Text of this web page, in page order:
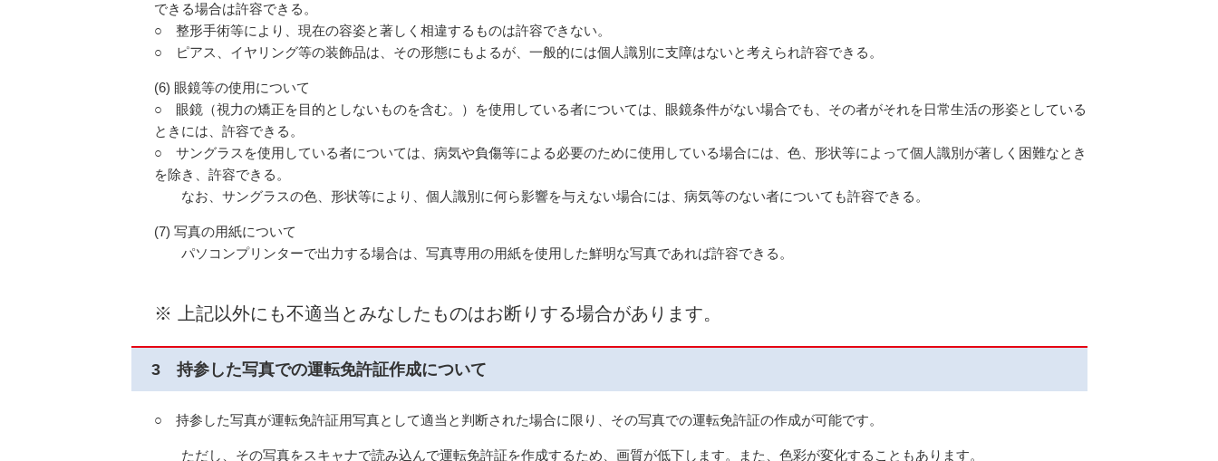
できる場合は許容できる。
○ 整形手術等により、現在の容姿と著しく相違するものは許容できない。
○ ピアス、イヤリング等の装飾品は、その形態にもよるが、一般的には個人識別に支障はないと考えられ許容できる。
(6) 眼鏡等の使用について
○ 眼鏡（視力の矯正を目的としないものを含む。）を使用している者については、眼鏡条件がない場合でも、その者がそれを日常生活の形姿としている
ときには、許容できる。
○ サングラスを使用している者については、病気や負傷等による必要のために使用している場合には、色、形状等によって個人識別が著しく困難なとき
を除き、許容できる。
なお、サングラスの色、形状等により、個人識別に何ら影響を与えない場合には、病気等のない者についても許容できる。
(7) 写真の用紙について
パソコンプリンターで出力する場合は、写真専用の用紙を使用した鮮明な写真であれば許容できる。
※ 上記以外にも不適当とみなしたものはお断りする場合があります。
3 持参した写真での運転免許証作成について
○ 持参した写真が運転免許証用写真として適当と判断された場合に限り、その写真での運転免許証の作成が可能です。
ただし、その写真をスキャナで読み込んで運転免許証を作成するため、画質が低下します。また、色彩が変化することもあります。